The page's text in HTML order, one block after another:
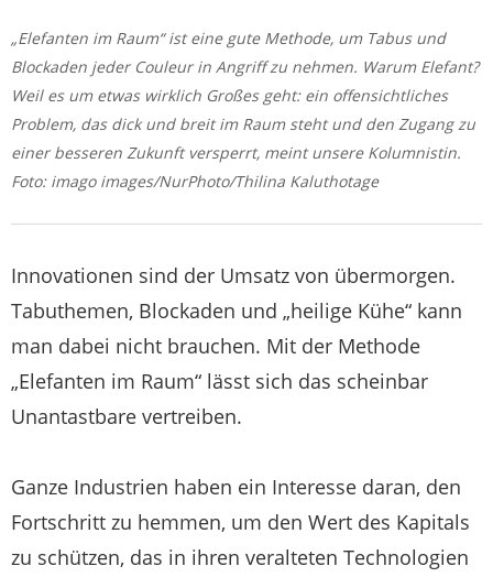
„Elefanten im Raum“ ist eine gute Methode, um Tabus und
Blockaden jeder Couleur in Angriff zu nehmen. Warum Elefant?
Weil es um etwas wirklich Großes geht: ein offensichtliches
Problem, das dick und breit im Raum steht und den Zugang zu
einer besseren Zukunft versperrt, meint unsere Kolumnistin.
Foto: imago images/NurPhoto/Thilina Kaluthotage
Innovationen sind der Umsatz von übermorgen.
Tabuthemen, Blockaden und „heilige Kühe“ kann
man dabei nicht brauchen. Mit der Methode
„Elefanten im Raum“ lässt sich das scheinbar
Unantastbare vertreiben.
Ganze Industrien haben ein Interesse daran, den
Fortschritt zu hemmen, um den Wert des Kapitals
zu schützen, das in ihren veralteten Technologien